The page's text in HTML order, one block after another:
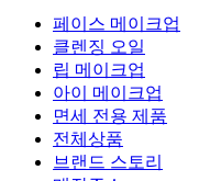
페이스 메이크업
클렌징 오일
립 메이크업
아이 메이크업
면세 전용 제품
전체상품
브랜드 스토리